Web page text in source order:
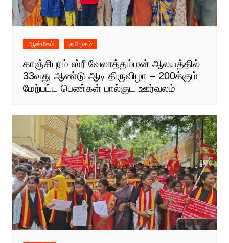
ஆன்மீகம் தமிழகம்
காஞ்சிபுரம் ஸ்ரீ வேலாத்தம்மன் ஆலயத்தில்
33வது ஆண்டு ஆடி திருவிழா – 200க்கும்
மேற்பட்ட பெண்கள் பால்குட ஊர்வலம்